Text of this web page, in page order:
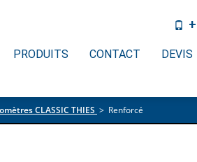
PRODUITS CONTACT DEVIS
CLASSIC THIES > Renforcé